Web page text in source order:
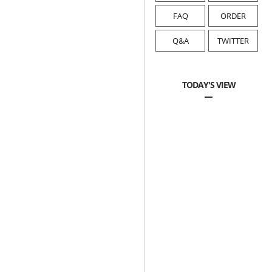
FAQ ORDER
Q&A TWITTER
TODAY'S VIEW